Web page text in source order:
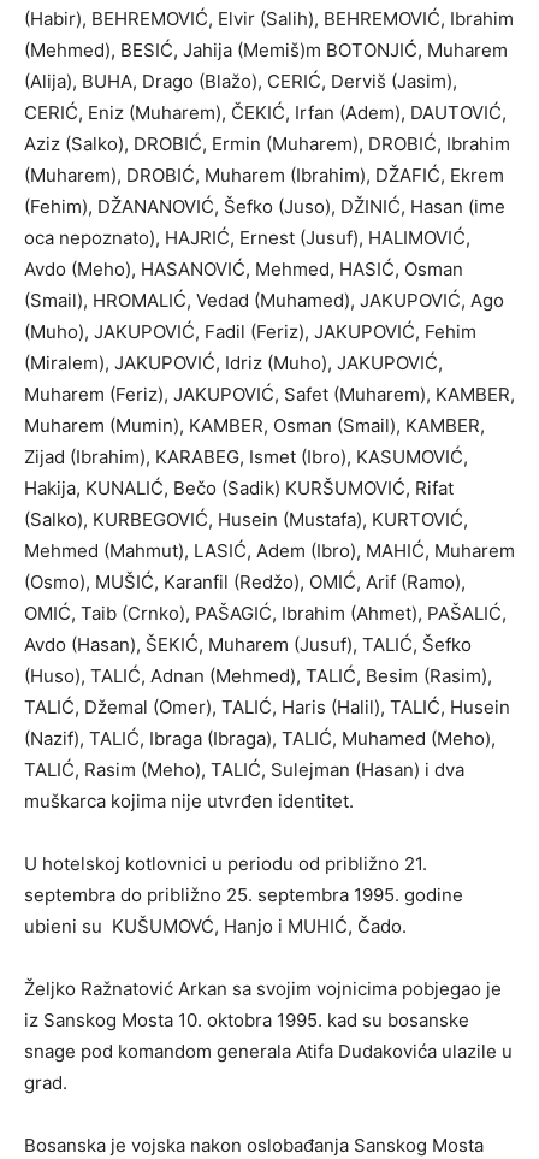
(Habir), BEHREMOVIĆ, Elvir (Salih), BEHREMOVIĆ, Ibrahim
(Mehmed), BESIĆ, Jahija (Memiš)m BOTONJIĆ, Muharem
(Alija), BUHA, Drago (Blažo), CERIĆ, Derviš (Jasim),
CERIĆ, Eniz (Muharem), ČEKIĆ, Irfan (Adem), DAUTOVIĆ,
Aziz (Salko), DROBIĆ, Ermin (Muharem), DROBIĆ, Ibrahim
(Muharem), DROBIĆ, Muharem (Ibrahim), DŽAFIĆ, Ekrem
(Fehim), DŽANANOVIĆ, Šefko (Juso), DŽINIĆ, Hasan (ime
oca nepoznato), HAJRIĆ, Ernest (Jusuf), HALIMOVIĆ,
Avdo (Meho), HASANOVIĆ, Mehmed, HASIĆ, Osman
(Smail), HROMALIĆ, Vedad (Muhamed), JAKUPOVIĆ, Ago
(Muho), JAKUPOVIĆ, Fadil (Feriz), JAKUPOVIĆ, Fehim
(Miralem), JAKUPOVIĆ, Idriz (Muho), JAKUPOVIĆ,
Muharem (Feriz), JAKUPOVIĆ, Safet (Muharem), KAMBER,
Muharem (Mumin), KAMBER, Osman (Smail), KAMBER,
Zijad (Ibrahim), KARABEG, Ismet (Ibro), KASUMOVIĆ,
Hakija, KUNALIĆ, Bečo (Sadik) KURŠUMOVIĆ, Rifat
(Salko), KURBEGOVIĆ, Husein (Mustafa), KURTOVIĆ,
Mehmed (Mahmut), LASIĆ, Adem (Ibro), MAHIĆ, Muharem
(Osmo), MUŠIĆ, Karanfil (Redžo), OMIĆ, Arif (Ramo),
OMIĆ, Taib (Crnko), PAŠAGIĆ, Ibrahim (Ahmet), PAŠALIĆ,
Avdo (Hasan), ŠEKIĆ, Muharem (Jusuf), TALIĆ, Šefko
(Huso), TALIĆ, Adnan (Mehmed), TALIĆ, Besim (Rasim),
TALIĆ, Džemal (Omer), TALIĆ, Haris (Halil), TALIĆ, Husein
(Nazif), TALIĆ, Ibraga (Ibraga), TALIĆ, Muhamed (Meho),
TALIĆ, Rasim (Meho), TALIĆ, Sulejman (Hasan) i dva
muškarca kojima nije utvrđen identitet.
U hotelskoj kotlovnici u periodu od približno 21.
septembra do približno 25. septembra 1995. godine
ubieni su KUŠUMOVĆ, Hanjo i MUHIĆ, Čado.
Željko Ražnatović Arkan sa svojim vojnicima pobjegao je
iz Sanskog Mosta 10. oktobra 1995. kad su bosanske
snage pod komandom generala Atifa Dudakovića ulazile u
grad.
Bosanska je vojska nakon oslobađanja Sanskog Mosta